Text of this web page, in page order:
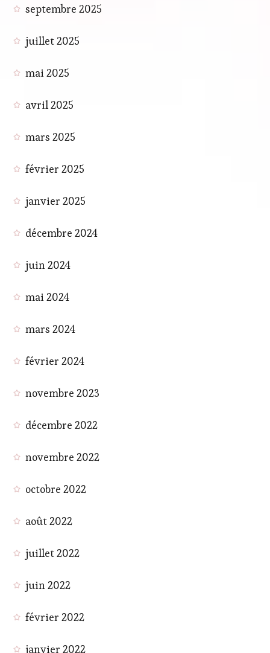
septembre 2025
juillet 2025
mai 2025
avril 2025
mars 2025
février 2025
janvier 2025
décembre 2024
juin 2024
mai 2024
mars 2024
février 2024
novembre 2023
décembre 2022
novembre 2022
octobre 2022
août 2022
juillet 2022
juin 2022
février 2022
janvier 2022